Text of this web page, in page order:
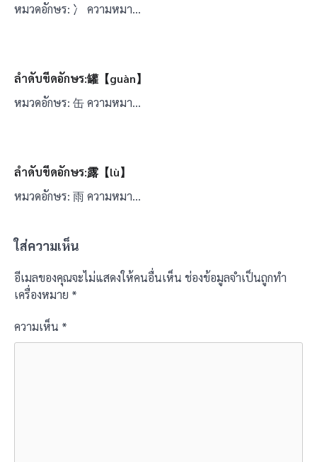
หมวดอักษร: 冫 ความหมา…
ลำดับขีดอักษร:罐【guàn】
หมวดอักษร: 缶 ความหมา…
ลำดับขีดอักษร:露【lù】
หมวดอักษร: 雨 ความหมา…
ใส่ความเห็น
อีเมลของคุณจะไม่แสดงให้คนอื่นเห็น ช่องข้อมูลจำเป็นถูกทำ
เครื่องหมาย *
ความเห็น *